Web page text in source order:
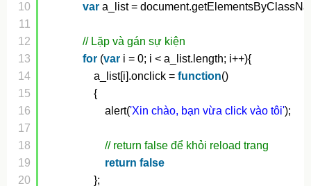
10
11
12
13
14
15
16
17
18
19
20
var a_list =
// Lặp và gán sự kiện
for (var i = 0; i < a_list.length; i++){
a_list[i].onclick = function()
{
alert('Xin chào, bạn vừa click vào tôi');
// return false để khỏi reload trang
return false
};